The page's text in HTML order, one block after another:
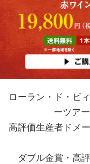
ローラン・ド・ビ
ーツア
高評価生産者ドメ
ダブル金賞・高